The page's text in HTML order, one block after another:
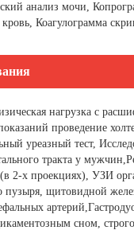
анализ мочи,
Коагулограмма
нагрузка с
проведение
уреазный тест,
тракта у
2-х проекциях), УЗИ
пузыря, щитовидной
сном,